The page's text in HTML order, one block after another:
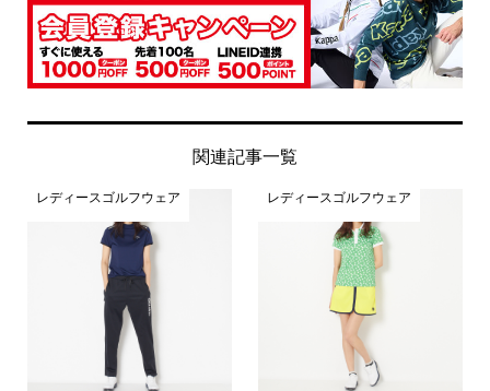
関連記事一覧
レディースゴルフウェア レディースゴルフウェア